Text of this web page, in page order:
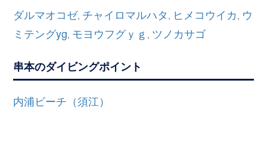
ダルマオコゼ, チャイロマルハタ , ヒメコウイカ, ウ
ミテングyg, モヨウフグｙｇ , ツノカサゴ
串本のダイビングポイント
内浦ビーチ（須江）